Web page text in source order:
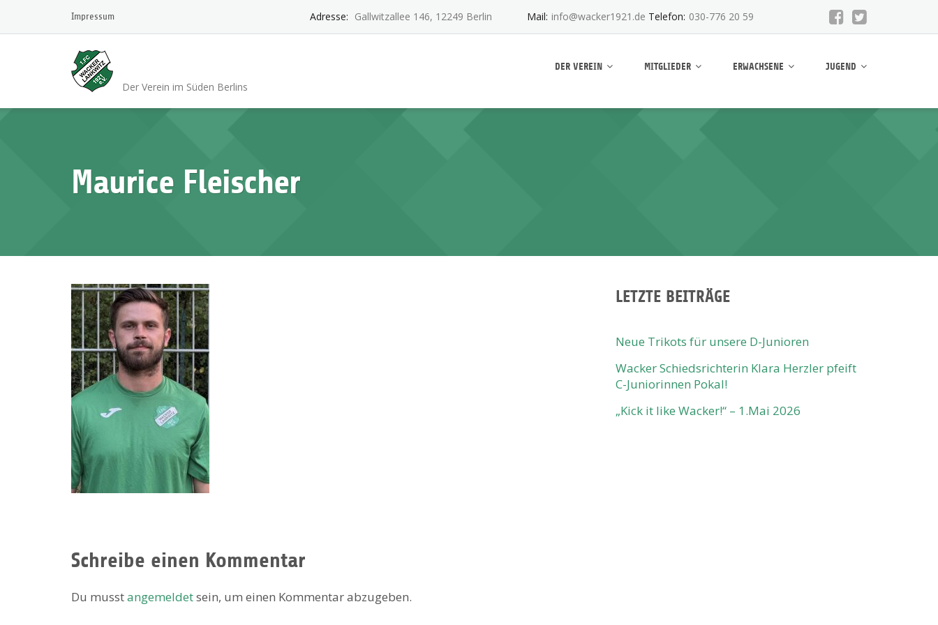
content
Impressum Adresse: Gallwitzallee 146, 12249 Berlin Mail: info@wacker1921.de Telefon: 030-776 20 59
Der Verein im Süden Berlins
DER VEREIN MITGLIEDER ERWACHSENE JUGEND
Maurice Fleischer
Schreibe einen Kommentar
Du musstangemeldetsein, um einen Kommentar abzugeben.
LETZTE BEITRÄGE
Neue Trikots für unsere D-Junioren
Wacker Schiedsrichterin Klara Herzler pfeift
C-Juniorinnen Pokal!
„Kick it like Wacker!“ – 1.Mai 2026